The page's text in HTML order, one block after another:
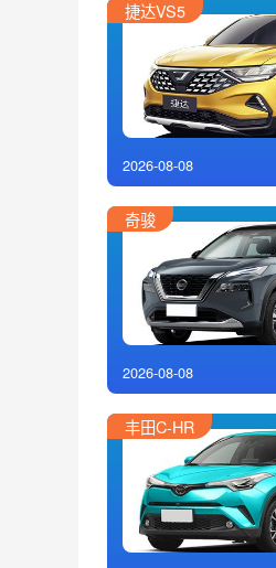
捷达VS5
2026-08-08
奇骏
2026-08-08
丰田C-HR